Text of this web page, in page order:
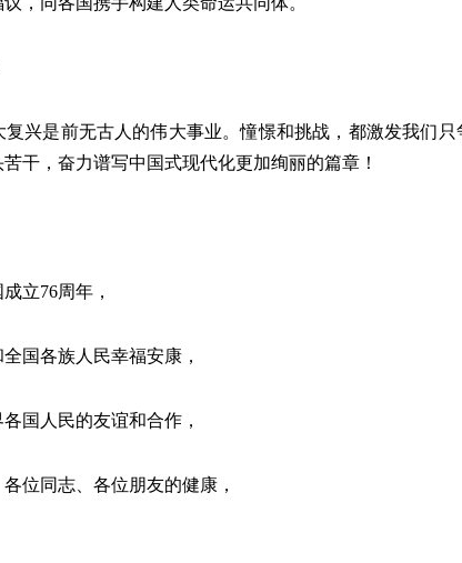
是前无古人的伟大事业。憧憬和挑战，都激发我们只
干，奋力谱写中国式现代化更加绚丽的篇章！
立76周年，
各族人民幸福安康，
人民的友谊和合作，
同志、各位朋友的健康，